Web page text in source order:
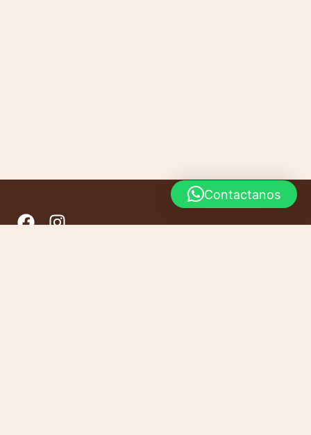
Contactanos